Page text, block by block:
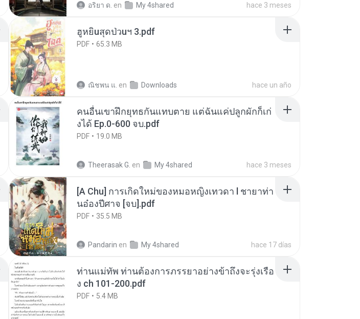
อริยา ด. en My 4shared hace 3 meses
ฮูหยิuสุดป่วuฯ 3.pdf
PDF 65.3 MB
ณิชพน แ. en Downloads hace un año
คนอื่นเขาฝึกยุทธกันแทบตาย แต่ฉันแค่ปลูกผักก็เก่
งได้ Ep.0-600 จบ.pdf
PDF 19.0 MB
Theerasak G. en My 4shared hace 3 meses
[A Chu] การเกิดใหม่ของหมอหญิงเทวดา l ชายาท่า
นอ๋องปีศาจ [จบ].pdf
PDF 35.5 MB
Pandarin en My 4shared hace 17 días
ท่านแม่ทัพ ท่านต้องการภรรยาอย่างข้าถึงจะรุ่งเรือ
ง ch 101-200.pdf
PDF 5.4 MB